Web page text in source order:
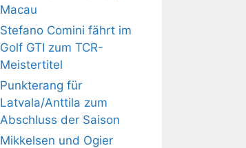
Macau
Stefano Comini fährt im
Golf GTI zum TCR-
Meistertitel
Punkterang für
Latvala/Anttila zum
Abschluss der Saison
Mikkelsen und Ogier